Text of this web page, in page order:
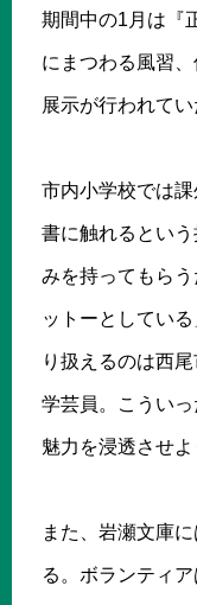
期間中の1月は『
にまつわる風習
展示が行われてい
市内小学校では
書に触れるとい
みを持ってもら
ットーとしてい
り扱えるのは西
学芸員。こうい
魅力を浸透させよ
また、岩瀬文庫
る。ボランティ